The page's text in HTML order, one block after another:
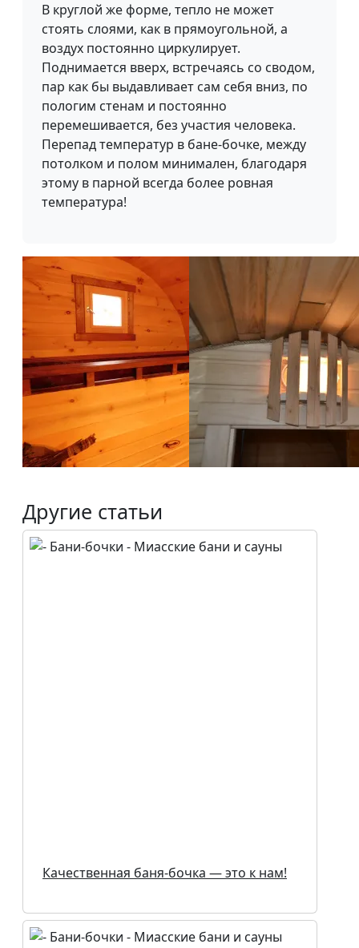
В круглой же форме, тепло не может
стоять слоями, как в прямоугольной, а
воздух постоянно циркулирует.
Поднимается вверх, встречаясь со сводом,
пар как бы выдавливает сам себя вниз, по
пологим стенам и постоянно
перемешивается, без участия человека.
Перепад температур в бане-бочке, между
потолком и полом минимален, благодаря
этому в парной всегда более ровная
температура!
Другие статьи
Качественная баня-бочка — это к нам!